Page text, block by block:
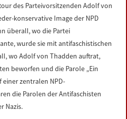
des Parteivorsitzenden Adolf von
konservative Image der NPD
überall, wo die Partei
wurde sie mit antifaschistischen
wo Adolf von Thadden auftrat,
beworfen und die Parole „Ein
zentralen NPD-
die Parolen der Antifaschisten
Nazis.